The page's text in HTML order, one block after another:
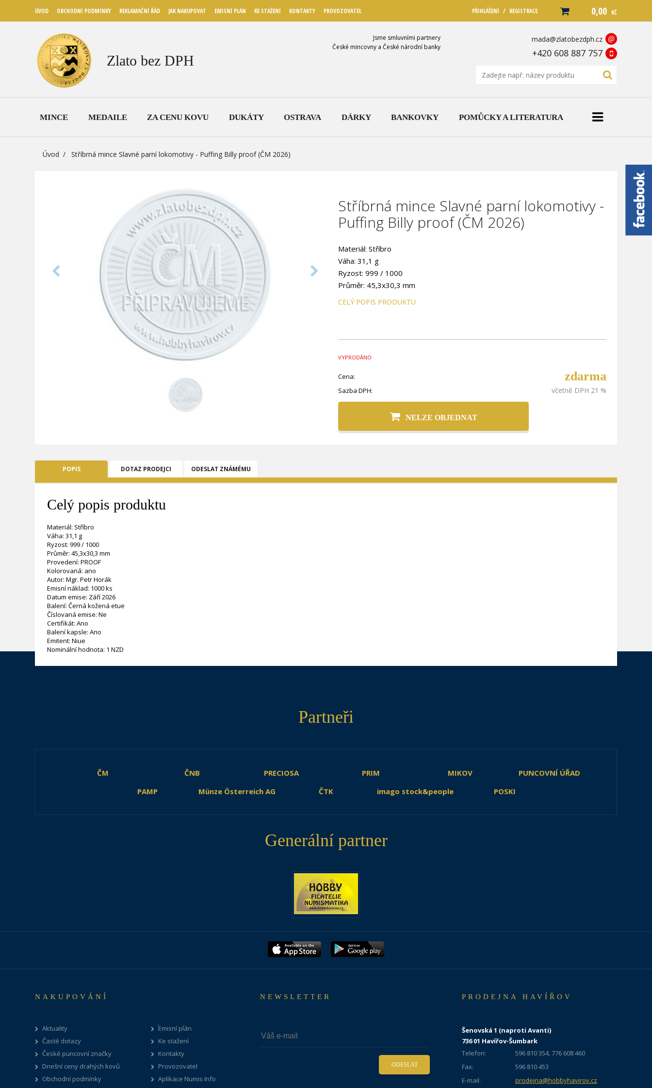
ÚVOD OBCHODNÍ PODMÍNKY REKLAMAČNÍ ŘÁD JAK NAKUPOVAT EMISNÍ PLÁN KE STAŽENÍ KONTAKTY PROVOZOVATEL PŘIHLÁŠENÍ / REGISTRACE 0,00 KČ
Zlato bez DPH
Jsme smluvními partnery
České mincovny a České národní banky
mada@zlatobezdph.cz @
+420 608 887 757
MINCE MEDAILE ZA CENU KOVU DUKÁTY OSTRAVA DÁRKY BANKOVKY POMŮCKY A LITERATURA
Úvod Stříbrná mince Slavné parní lokomotivy - Puffing Billy proof (ČM 2026)
Stříbrná mince Slavné parní lokomotivy -
Puffing Billy proof (ČM 2026)
Materiál: Stříbro
Váha: 31,1 g
Ryzost: 999 / 1000
Průměr: 45,3x30,3 mm
Provedení: PROOF
CELÝ POPIS PRODUKTU
VYPRODÁNO
Cena: zdarma
Sazba DPH: včetně DPH 21 %
NELZE OBJEDNAT
POPIS DOTAZ PRODEJCI ODESLAT ZNÁMÉMU
Celý popis produktu
Materiál: Stříbro
Váha: 31,1 g
Ryzost: 999 / 1000
Průměr: 45,3x30,3 mm
Provedení: PROOF
Kolorovaná: ano
Autor: Mgr. Petr Horák
Emisní náklad: 1000 ks
Datum emise: Září 2026
Balení: Černá kožená etue
Číslovaná emise: Ne
Certifikát: Ano
Balení kapsle: Ano
Emitent: Niue
Nominální hodnota: 1 NZD
Partneři
ČM ČNB PRECIOSA PRIM MIKOV
PUNCOVNÍ ÚŘAD
PAMP
Münze Österreich AG ČTK imago stock&people POSKI
Generální partner
NAKUPOVÁNÍ
Aktuality
Časté dotazy
České puncovní značky
Dnešní ceny drahých kovů
Obchodní podmínky
Emisní plán
Ke stažení
Kontakty
Provozovatel
Aplikace Numis Info
NEWSLETTER
ODESLAT
PRODEJNA HAVÍŘOV
Šenovská 1 (naproti Avanti)
736 01 Havířov-Šumbark
Telefon:
596 810 354, 776 608 460
Fax:
596 810 453
E-mail:
prodejna@hobbyhavirov.cz